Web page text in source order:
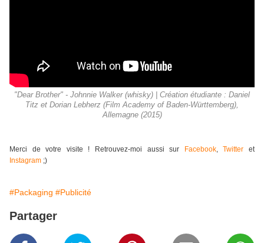
"Dear Brother" - Johnnie Walker (whisky) | Création étudiante : Daniel
Titz et Dorian Lebherz (Film Academy of Baden-Württemberg),
Allemagne (2015)
Merci de votre visite ! Retrouvez-moi aussi sur Facebook,Twitter et
Instagram ;)
#Packaging #Publicité
Partager